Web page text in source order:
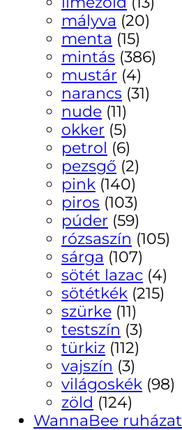
mályva (20)
menta (15)
mintás (386)
mustár (4)
narancs (31)
nude (11)
okker (5)
petrol (6)
pezsgő (2)
pink (140)
piros (103)
púder (59)
rózsaszín (105)
sárga (107)
sötét lazac (4)
sötétkék (215)
szürke (11)
testszín (3)
türkiz (112)
vajszín (3)
világoskék (98)
zöld (124)
WannaBee ruházat